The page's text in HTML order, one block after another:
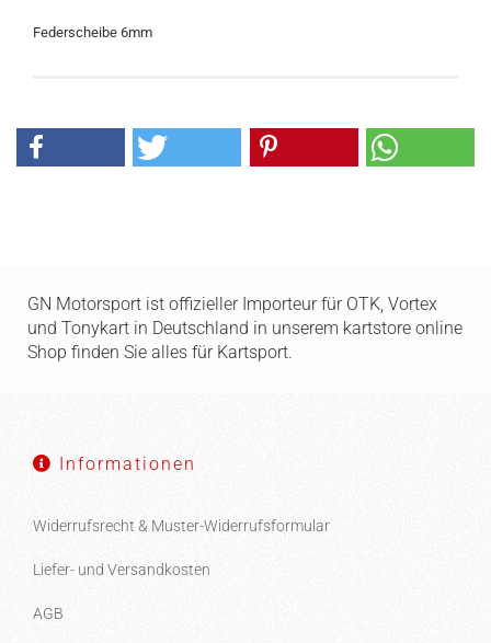
Federscheibe 6mm
GN Motorsport ist offizieller Importeur für OTK, Vortex
und Tonykart in Deutschland in unserem kartstore online
Shop finden Sie alles für Kartsport.
Informationen
Widerrufsrecht & Muster-Widerrufsformular
Liefer- und Versandkosten
AGB